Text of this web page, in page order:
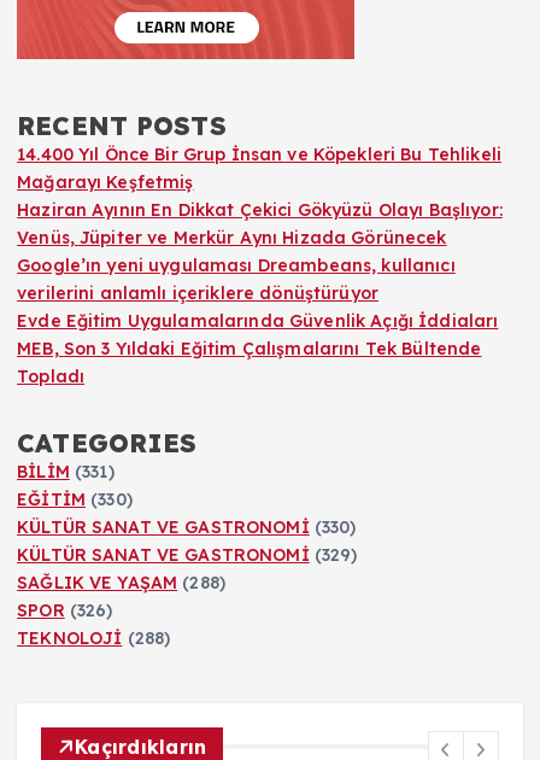
RECENT POSTS
14.400 Yıl Önce Bir Grup İnsan ve Köpekleri Bu Tehlikeli
Mağarayı Keşfetmiş
Haziran Ayının En Dikkat Çekici Gökyüzü Olayı Başlıyor:
Venüs, Jüpiter ve Merkür Aynı Hizada Görünecek
Google’ın yeni uygulaması Dreambeans, kullanıcı
verilerini anlamlı içeriklere dönüştürüyor
Evde Eğitim Uygulamalarında Güvenlik Açığı İddiaları
MEB, Son 3 Yıldaki Eğitim Çalışmalarını Tek Bültende
Topladı
CATEGORIES
BİLİM (331)
EĞİTİM (330)
KÜLTÜR SANAT VE GASTRONOMİ (330)
KÜLTÜR SANAT VE GASTRONOMİ (329)
SAĞLIK VE YAŞAM (288)
SPOR (326)
TEKNOLOJİ (288)
Kaçırdıkların